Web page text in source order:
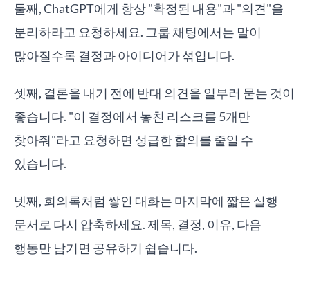
둘째, ChatGPT에게 항상 "확정된 내용"과 "의견"을
분리하라고 요청하세요. 그룹 채팅에서는 말이
많아질수록 결정과 아이디어가 섞입니다.
셋째, 결론을 내기 전에 반대 의견을 일부러 묻는 것이
좋습니다. "이 결정에서 놓친 리스크를 5개만
찾아줘"라고 요청하면 성급한 합의를 줄일 수
있습니다.
넷째, 회의록처럼 쌓인 대화는 마지막에 짧은 실행
문서로 다시 압축하세요. 제목, 결정, 이유, 다음
행동만 남기면 공유하기 쉽습니다.